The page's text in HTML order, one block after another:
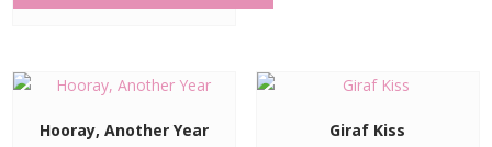
Hooray, Another Year Giraf Kiss